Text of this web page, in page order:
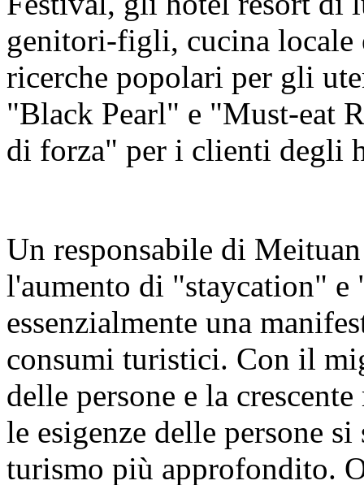
genitori-figli, cucina locale
ricerche popolari per gli
"Black Pearl" e "Must-eat
di forza" per i clienti degli
Un responsabile di
l'aumento di "staycation"
essenzialmente una
consumi turistici. Con il
delle persone e la
le esigenze delle persone
turismo più approfondito.